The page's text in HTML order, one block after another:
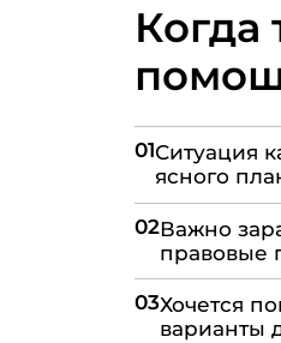
Когда
01Ситуация
ясного
02Важно
правовые
03Хочется
варианты